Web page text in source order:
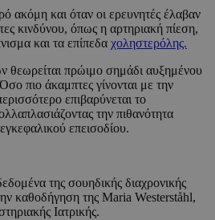
ακόμη και όταν οι ερευνητές έλαβαν
κινδύνου, όπως η αρτηριακή πίεση,
και τα επίπεδα χοληστερόλης.
θεωρείται πρώιμο σημάδι αυξημένου
πιο άκαμπτες γίνονται με την
επιβαρύνεται το
την πιθανότητα
επεισοδίου.
της σουηδικής διαχρονικής
καθοδήγηση της Maria Westerståhl,
Ιατρικής.